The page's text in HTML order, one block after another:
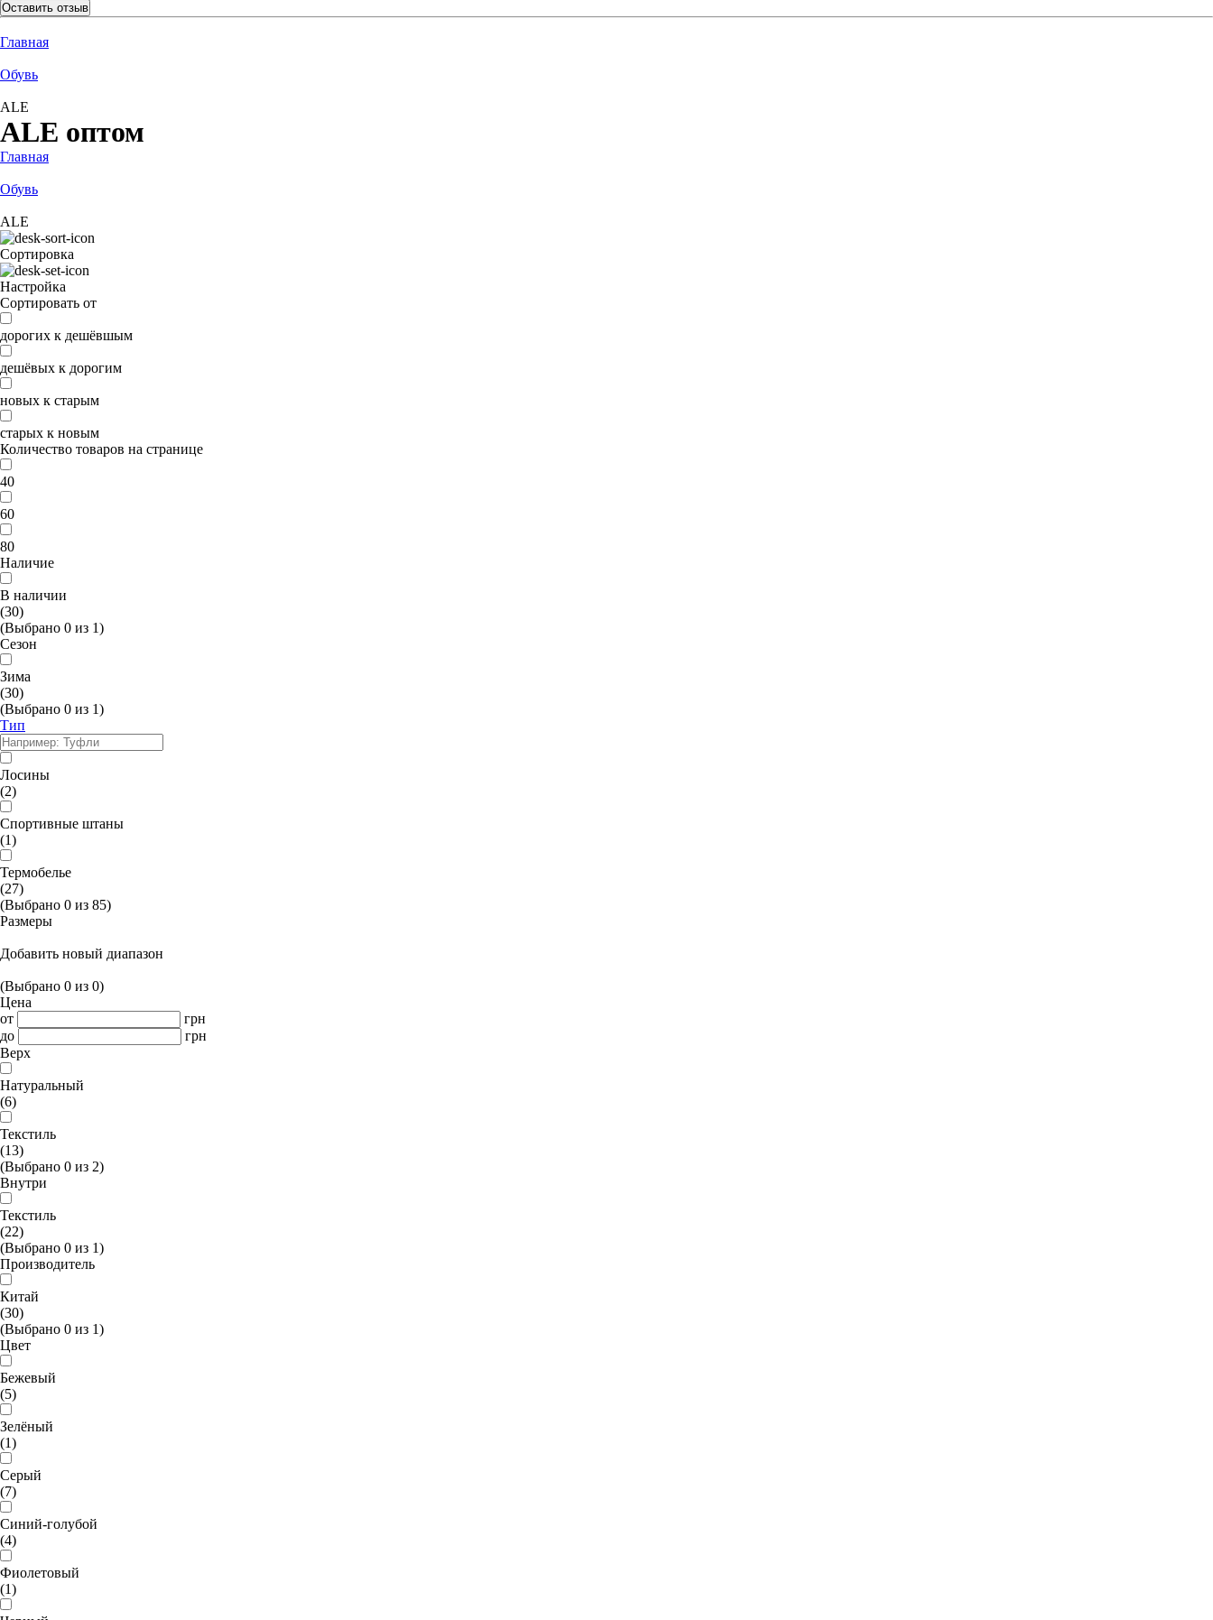
Оставить отзыв
Главная
Обувь
ALE
ALE оптом
Главная
Обувь
ALE
Сортировка
Настройка
Сортировать от
дорогих к дешёвшым
дешёвых к дорогим
новых к старым
старых к новым
Количество товаров на странице
40
60
80
Наличие
В наличии
(30)
(Выбрано 0 из 1)
Сезон
Зима
(30)
(Выбрано 0 из 1)
Тип
Лосины
(2)
Спортивные штаны
(1)
Термобелье
(27)
(Выбрано 0 из 85)
Размеры
Добавить новый диапазон
(Выбрано 0 из 0)
Цена
от
грн
до
грн
Верх
Натуральный
(6)
Текстиль
(13)
(Выбрано 0 из 2)
Внутри
Текстиль
(22)
(Выбрано 0 из 1)
Производитель
Китай
(30)
(Выбрано 0 из 1)
Цвет
Бежевый
(5)
Зелёный
(1)
Серый
(7)
Синий-голубой
(4)
Фиолетовый
(1)